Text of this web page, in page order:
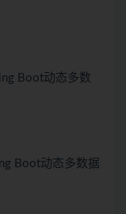
Boot动态多数
Boot动态多数据